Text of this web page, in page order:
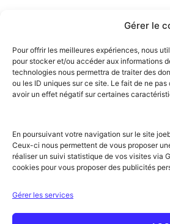
Gérer le
Pour offrir les meilleures expériences, nous
pour stocker et/ou accéder aux informations
technologies nous permettra de traiter des
ou les ID uniques sur ce site. Le fait de ne
avoir un effet négatif sur certaines
En poursuivant votre navigation sur le site
Ceux-ci nous permettent de vous proposer
réaliser un suivi statistique de vos visites via
cookies pour vous proposer des publicités
Gérer les services